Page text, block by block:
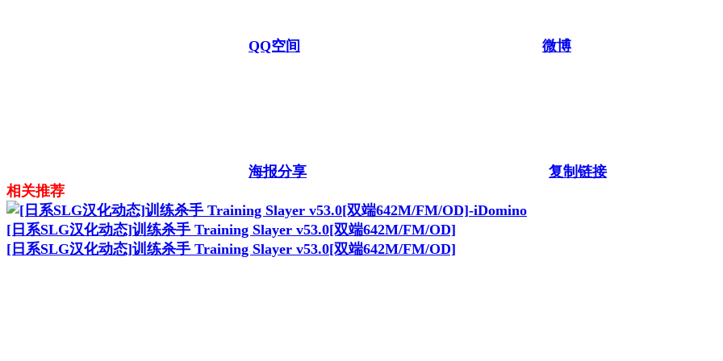
QQ空间 微博
海报分享
复制链接
相关推荐
[日系SLG汉化动态]训练杀手 Training Slayer v53.0[双端642M/FM/OD]
[日系SLG汉化动态]训练杀手 Training Slayer v53.0[双端642M/FM/OD]